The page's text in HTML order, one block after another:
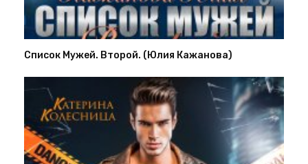
Список Мужей. Второй. (Юлия Кажанова)